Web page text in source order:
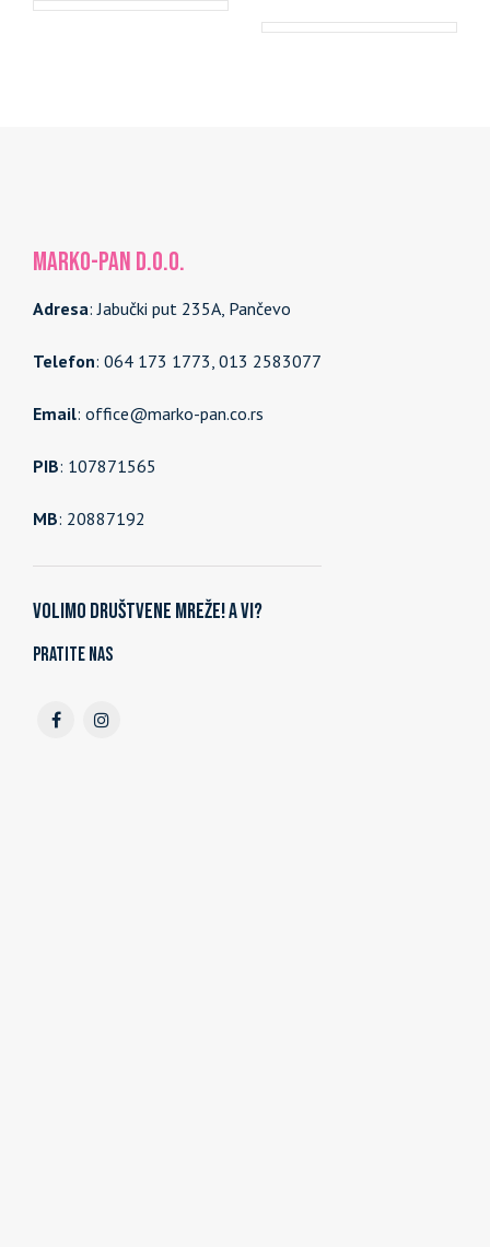
MARKO-PAN d.o.o.
Adresa: Jabučki put 235A, Pančevo
Telefon: 064 173 1773, 013 2583077
Email: office@marko-pan.co.rs
PIB: 107871565
MB: 20887192
Volimo društvene mreže! A vi?
Pratite nas